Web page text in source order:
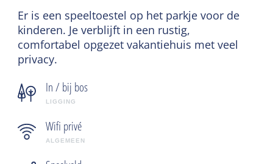
Er is een speeltoestel op het parkje voor de
kinderen. Je verblijft in een rustig,
comfortabel opgezet vakantiehuis met veel
privacy.
In / bij bos
LIGGING
Wifi privé
ALGEMEEN